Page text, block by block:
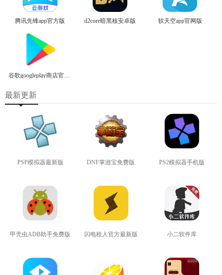
腾讯先锋app官方版 d2core暗黑核安卓版 软天空app官网版
谷歌googleplay商店官方正版
最新更新
PSP模拟器最新版 DNF掌游宝免费版 PS2模拟器手机版
甲壳虫ADB助手免费版 闪电租人官方最新版 小二软件库